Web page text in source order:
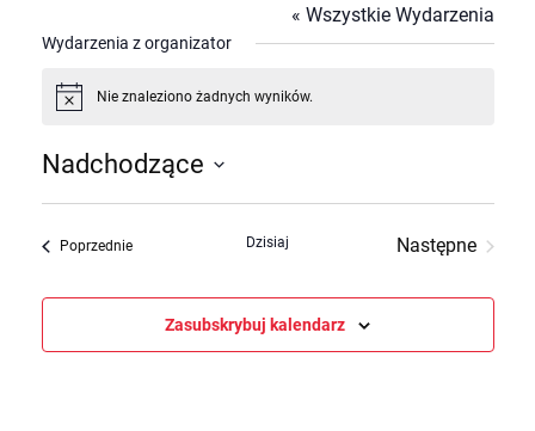
« Wszystkie Wydarzenia
Wydarzenia z organizator
Powiadomienie
Nie znaleziono żadnych wyników.
Nadchodzące
PoprzednieWydarzenia Dzisiaj
Następne
Zasubskrybuj kalendarz